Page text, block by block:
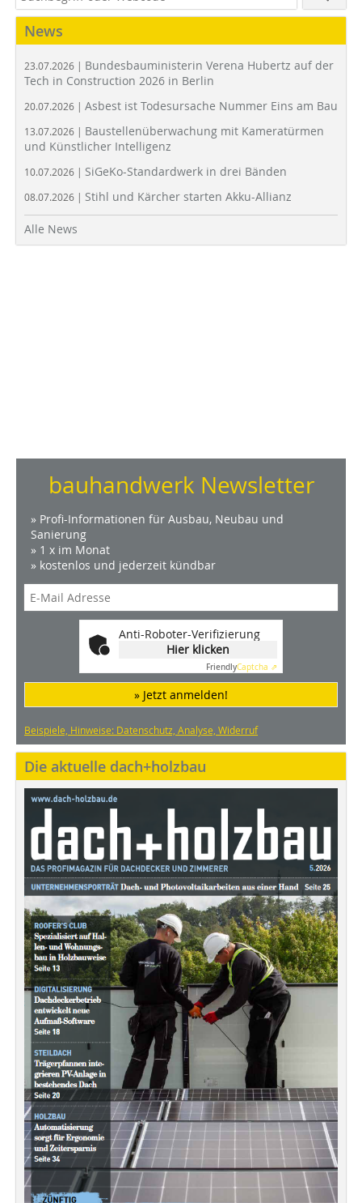
News
23.07.2026 | Bundesbauministerin Verena Hubertz auf der
Tech in Construction 2026 in Berlin
20.07.2026 | Asbest ist Todesursache Nummer Eins am Bau
13.07.2026 | Baustellenüberwachung mit Kameratürmen
und Künstlicher Intelligenz
10.07.2026 | SiGeKo-Standardwerk in drei Bänden
08.07.2026 | Stihl und Kärcher starten Akku-Allianz
Alle News
bauhandwerk Newsletter
» Profi-Informationen für Ausbau, Neubau und
Sanierung
» 1 x im Monat
» kostenlos und jederzeit kündbar
Anti-Roboter-Verifizierung
Hier klicken
FriendlyCaptcha ⇗
» Jetzt anmelden!
Beispiele, Hinweise: Datenschutz, Analyse, Widerruf
Die aktuelle dach+holzbau